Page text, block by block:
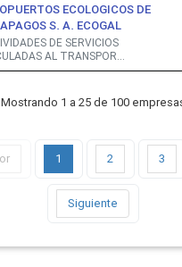
ECOLOGICOS DE
S. A. ECOGAL
DE SERVICIOS
AL TRANSPOR...
Mostrando 1 a 25 de 100
1 2 3
Siguiente